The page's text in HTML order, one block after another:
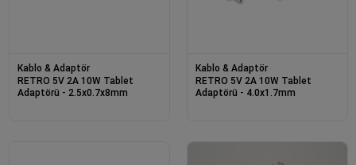
Kablo & Adaptör
RETRO 5V 2A 10W Tablet
Adaptörü - 2.5x0.7x8mm
Kablo & Adaptör
RETRO 5V 2A 10W Tablet
Adaptörü - 4.0x1.7mm